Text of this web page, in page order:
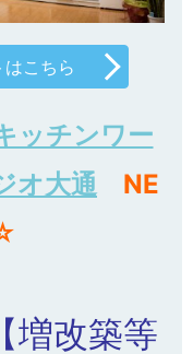
らしの収納スペー
んか？
はこちら